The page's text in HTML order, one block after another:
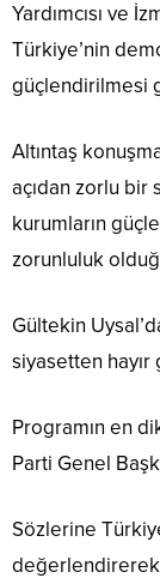
Yardımcısı ve
Türkiye’nin
güçlendirilmesi
Altıntaş
açıdan zorlu
kurumların
zorunluluk
Gültekin
siyasetten hayır
Programın en
Parti Genel
Sözlerine
değerlendirerek